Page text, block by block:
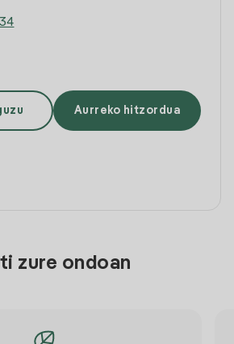
Aurreko hitzordua
zure ondoan